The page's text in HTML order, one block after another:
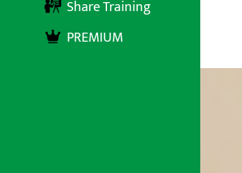
Share Training
PREMIUM
अर्थ सरोकार १२ मंसिर २०७८, आईतबार ११:०४